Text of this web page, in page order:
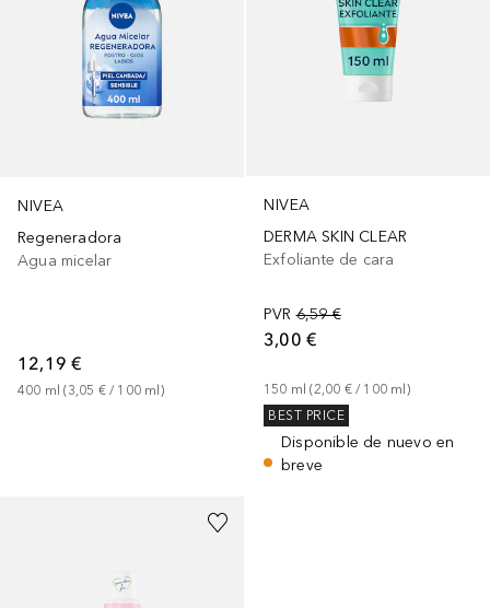
NIVEA
Regeneradora
Agua micelar
12,19 €
400 ml (3,05 € / 100 ml)
NIVEA
DERMA SKIN CLEAR
Exfoliante de cara
PVR 6,59 €
3,00 €
150 ml (2,00 € / 100 ml )
BEST PRICE
Disponible de nuevo en
breve